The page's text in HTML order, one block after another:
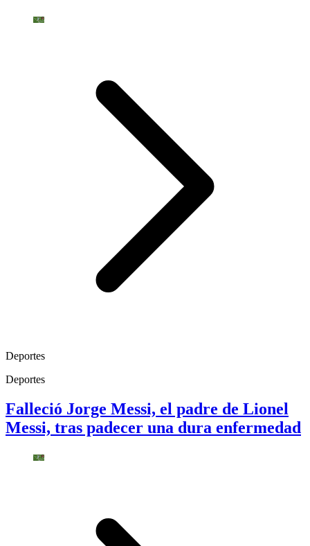
Deportes
Deportes
Falleció Jorge Messi, el padre de Lionel
Messi, tras padecer una dura enfermedad